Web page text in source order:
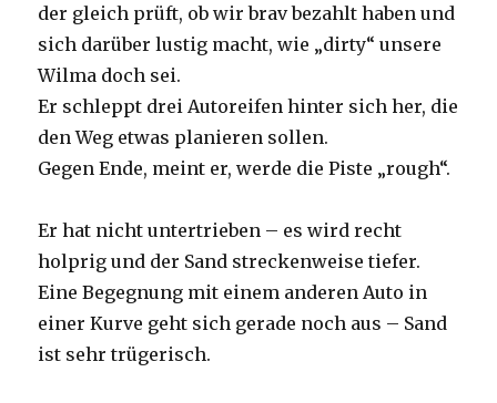
der gleich prüft, ob wir brav bezahlt haben und
sich darüber lustig macht, wie „dirty“ unsere
Wilma doch sei.
Er schleppt drei Autoreifen hinter sich her, die
den Weg etwas planieren sollen.
Gegen Ende, meint er, werde die Piste „rough“.
Er hat nicht untertrieben – es wird recht
holprig und der Sand streckenweise tiefer.
Eine Begegnung mit einem anderen Auto in
einer Kurve geht sich gerade noch aus – Sand
ist sehr trügerisch.